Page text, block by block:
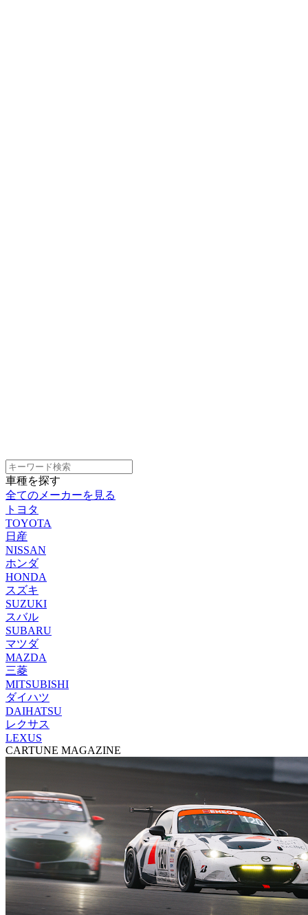
車種を探す
全てのメーカーを見る
トヨタ
TOYOTA
日産
NISSAN
ホンダ
HONDA
スズキ
SUZUKI
スバル
SUBARU
マツダ
MAZDA
三菱
MITSUBISHI
ダイハツ
DAIHATSU
レクサス
LEXUS
CARTUNE MAGAZINE